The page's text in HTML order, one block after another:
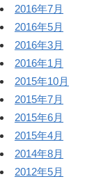
2016年7月
2016年5月
2016年3月
2016年1月
2015年10月
2015年7月
2015年6月
2015年4月
2014年8月
2012年5月